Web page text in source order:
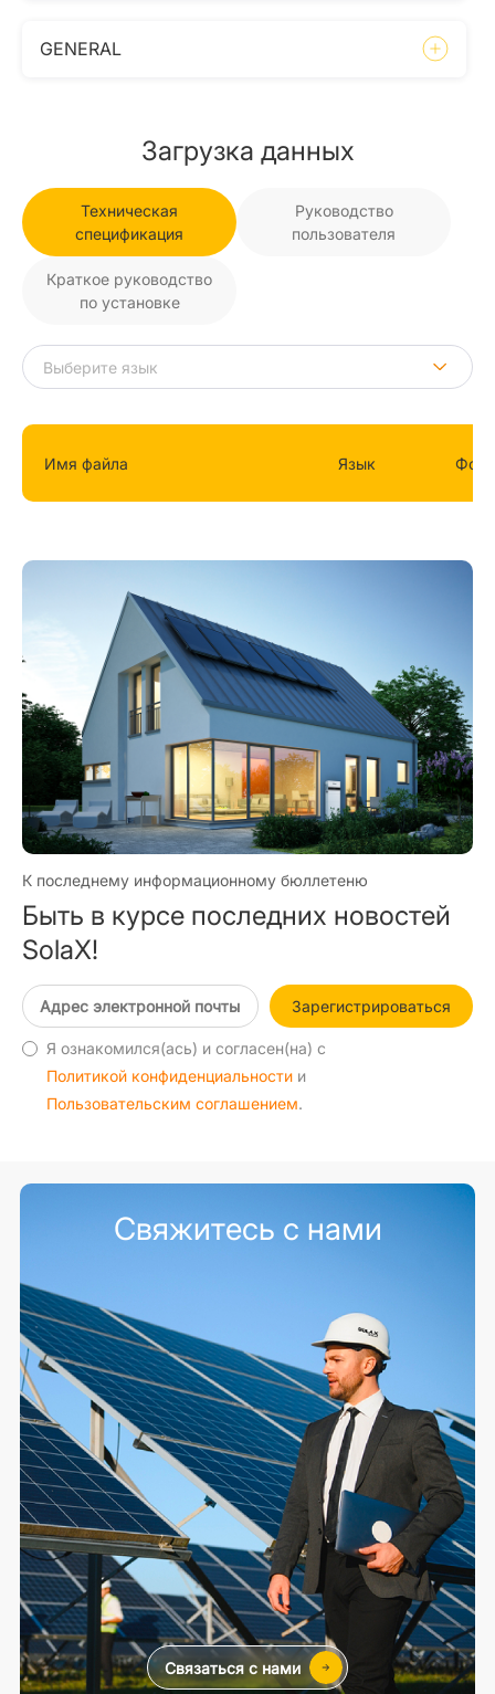
GENERAL
Загрузка данных
Техническая
спецификация
Руководство
пользователя
Краткое руководство
по установке
Имя файла Язык
К последнему информационному бюллетеню
Быть в курсе последних новостей
SolaX!
Зарегистрироваться
Я ознакомился(ась) и согласен(на) с
Политикой конфиденциальности и
Пользовательским соглашением.
Свяжитесь с нами
Связаться с нами